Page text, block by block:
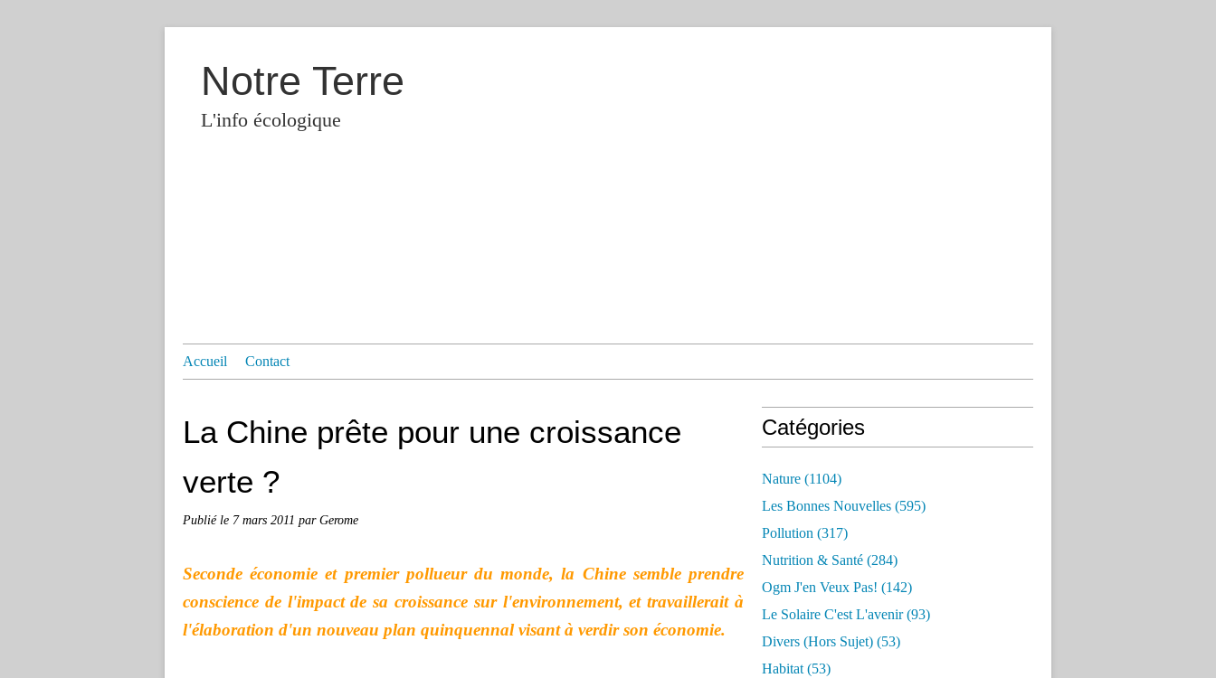
Notre Terre
L'info écologique
Accueil Contact
La Chine prête pour une croissance
verte ?
Publié le 7 mars 2011 par Gerome
Seconde économie et premier pollueur du monde, la Chine semble prendre
conscience de l'impact de sa croissance sur l'environnement, et travaillerait à
l'élaboration d'un nouveau plan quinquennal visant à verdir son économie.
Catégories
Nature (1104)
Les Bonnes Nouvelles (595)
Pollution (317)
Nutrition & Santé (284)
Ogm J'en Veux Pas! (142)
Le Solaire C'est L'avenir(93)
Divers (hors Sujet) (53)
Habitat (53)